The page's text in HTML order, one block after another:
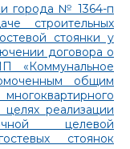
города № 1364-п
строительных
стоянки у
договора о
«Коммунальное
общим
реализации
целевой
стоянок